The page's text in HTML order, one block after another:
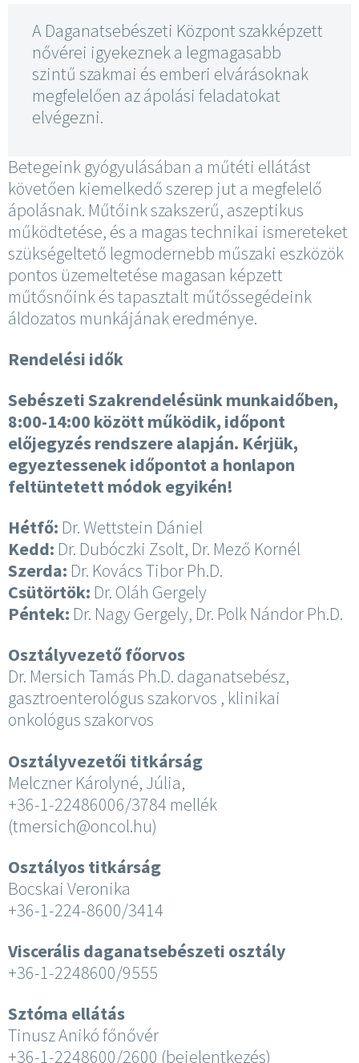
A Daganatsebészeti Központ szakképzett
nővérei igyekeznek a legmagasabb
szintű szakmai és emberi elvárásoknak
megfelelően az ápolási feladatokat
elvégezni.
Betegeink gyógyulásában a műtéti ellátást
követően kiemelkedő szerep jut a megfelelő
ápolásnak. Műtőink szakszerű, aszeptikus
működtetése, és a magas technikai ismereteket
szükségeltető legmodernebb műszaki eszközök
pontos üzemeltetése magasan képzett
műtősnőink és tapasztalt műtőssegédeink
áldozatos munkájának eredménye.
Rendelési idők
Sebészeti Szakrendelésünk munkaidőben,
8:00-14:00 között működik, időpont
előjegyzés rendszere alapján. Kérjük,
egyeztessenek időpontot a honlapon
feltüntetett módok egyikén!
Hétfő: Dr. Wettstein Dániel
Kedd: Dr. Dubóczki Zsolt, Dr. Mező Kornél
Szerda: Dr. Kovács Tibor Ph.D.
Csütörtök: Dr. Oláh Gergely
Péntek: Dr. Nagy Gergely, Dr. Polk Nándor Ph.D.
Osztályvezető főorvos
Dr. Mersich Tamás Ph.D. daganatsebész,
gasztroenterológus szakorvos , klinikai
onkológus szakorvos
Osztályvezetői titkárság
Melczner Károlyné, Júlia,
+36-1-22486006/3784 mellék
(tmersich@oncol.hu)
Osztályos titkárság
Bocskai Veronika
+36-1-224-8600/3414
Viscerális daganatsebészeti osztály
+36-1-2248600/9555
Sztóma ellátás
Tinusz Anikó főnővér
+36-1-2248600/2600 (bejelentkezés)